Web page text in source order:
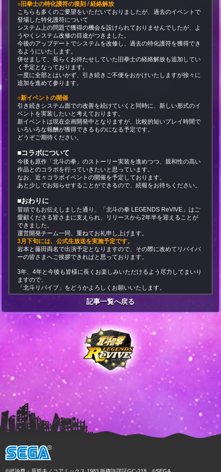
○旧拳士の特化護符の復刻 / 経絡解放
こちらも多くのご要望をいただいておりましたが、過去のイベントで
登場した特化護符について
システム上の問題で獲得の機会を設けられておりませんでしたが、よ
うやくシステム改修の目途がつきました。
今後のアップデートでシステムを改修し、過去の特化護符を獲得でき
るようにいたします。
併せまして、長らくお待たせしていた旧拳士の経絡解放も追加してい
く予定となっております。
一度に全部とはいかず、引き続きご不便をおかけいたしますが徐々に
追加を進めて参ります。
○新イベントの開催
引き続きシステム面での改善を続けていくと同時に、新しい形式のイ
ベントを実装したいと考えております。
新イベントは現在企画開発中となりますが、比較的短いプレイ時間で
いろいろな報酬が獲得できるものになる予定です。
どうぞご期待ください。
■コラボについて
今後も原作「北斗の拳」のストーリー実装を進めつつ、親和性の高い
作品とのコラボを行っていきたいと思っています。
なお、近々コラボイベントの開催を予定しております。
あと少しでお知らせすることができるので、続報をお待ちください。
■おわりに
冒頭でもお伝えしました通り、「北斗の拳 LEGENDS ReVIVE」はご
愛顧くださる皆さまに支えられ、リリースから2年半を迎えることが
できました。
運営開発チーム一同、重ねてお礼申し上げます。
3月下旬には、公式生放送を実施予定です。
岩本と藤田両名で出演予定となりますので、その際に改めてリバイバ
ーの皆さまへご挨拶できればと思っております。
3年、4年と今後も皆様に長くお楽しみいただけるよう尽力してまいり
ますので、
「北斗リバイブ」をどうかよろしくお願いいたします。
記事一覧へ戻る